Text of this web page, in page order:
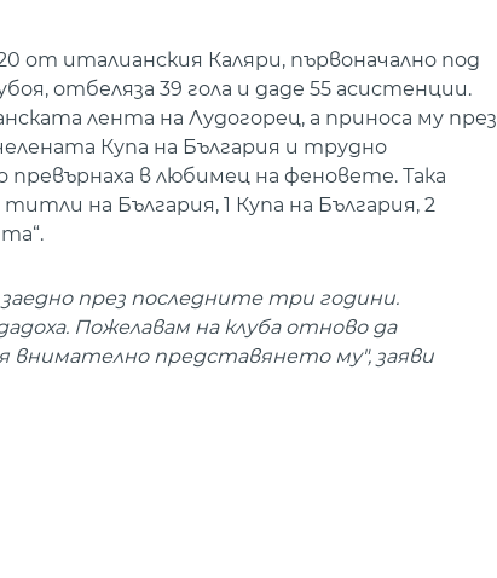
от италианския Каляри, първоначално под
отбеляза 39 гола и даде 55 асистенции.
лента на Лудогорец, а приноса му през
Купа на България и трудно
в любимец на феновете. Така
на България, 1 Купа на България, 2
през последните три години.
Пожелавам на клуба отново да
внимателно представянето му", заяви